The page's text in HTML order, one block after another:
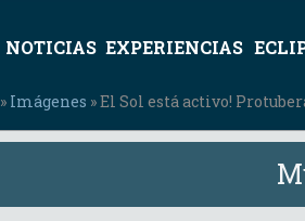
NOTICIAS EXPERIENCIAS
» Imágenes » El Sol está activo!